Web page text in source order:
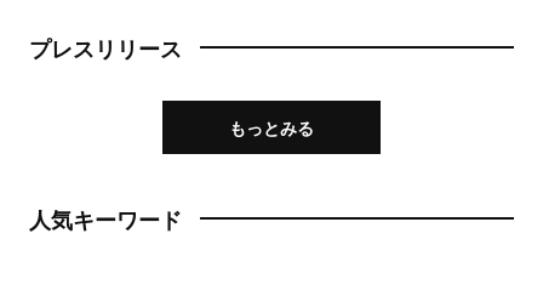
プレスリリース
もっとみる
人気キーワード